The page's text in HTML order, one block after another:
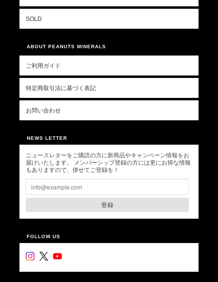
SOLD
ABOUT PEANUTS MINERALS
ご利用ガイド
特定商取引法に基づく表記
お問い合わせ
NEWS LETTER
ニュースレターをご購読の方に新商品やキャンペーン情報をお
届けいたします。 メンバーシップ登録の方には更にお得な情報
もありますので、併せてご登録を！
登録
FOLLOW US